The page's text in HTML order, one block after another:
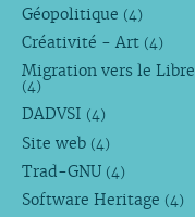
Géopolitique (4)
Créativité - Art (4)
Migration vers le Libre
(4)
DADVSI (4)
Site web (4)
Trad-GNU (4)
Software Heritage (4)